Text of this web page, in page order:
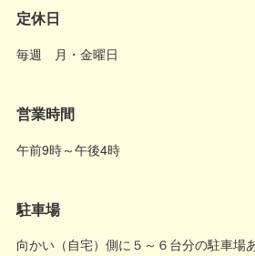
定休日
毎週 月・金曜日
営業時間
午前9時～午後4時
駐車場
向かい（自宅）側に５～６台分の駐車場あ